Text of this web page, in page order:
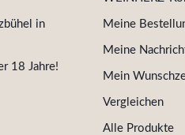
in
18 Jahre!
Meine
Meine
Mein
Vergleichen
Alle Produkte